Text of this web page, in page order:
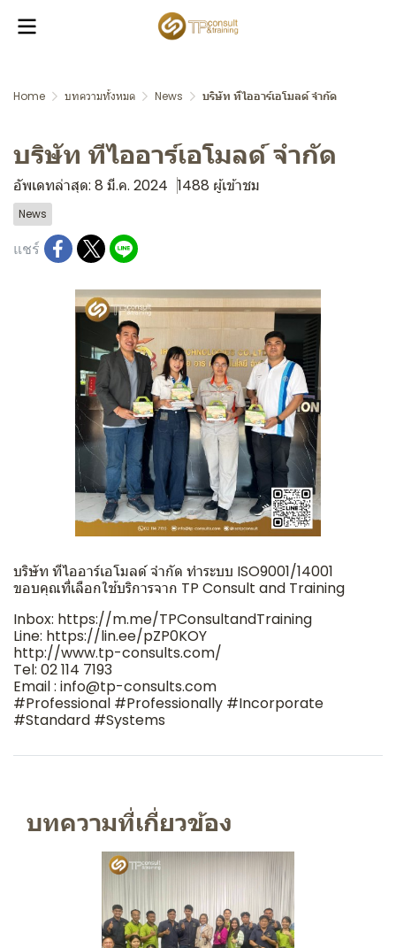
Home บทความทั้งหมด News บริษัท​ ทีไออาร์เอโมลด์ จำกัด
บริษัท​ ทีไออาร์เอโมลด์ จำกัด
อัพเดทล่าสุด: 8 มี.ค. 2024 1488 ผู้เข้าชม
News
แชร์
บริษัท​ ทีไออาร์เอโมลด์ จำกัด​ ทำระบบ​ ISO9001/14001
ขอบคุณที่เลือกใช้บริการจาก TP Consult and Training
Inbox: https://m.me/TPConsultandTraining
Line: https://lin.ee/pZP0KOY
http://www.tp-consults.com/
Tel: 02 114 7193
Email : info@tp-consults.com
#Professional #Professionally #Incorporate
#Standard #Systems
บทความที่เกี่ยวข้อง